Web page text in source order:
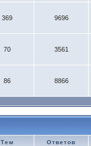
369 9696
70 3561
86 8866
Тем Ответов